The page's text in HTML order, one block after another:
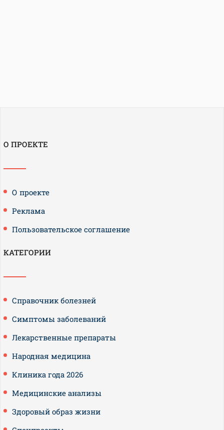
О ПРОЕКТЕ
О проекте
Реклама
Пользовательское соглашение
КАТЕГОРИИ
Справочник болезней
Симптомы заболеваний
Лекарственные препараты
Народная медицина
Клиника года 2026
Медицинские анализы
Здоровый образ жизни